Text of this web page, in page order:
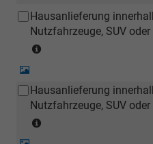
(ausgenommen
Inselanlieferungen)
Hausanlieferung
Nutzfahrzeuge, SUV
(ausgenommen
Inselanlieferungen)
Hausanlieferung
Nutzfahrzeuge, SUV